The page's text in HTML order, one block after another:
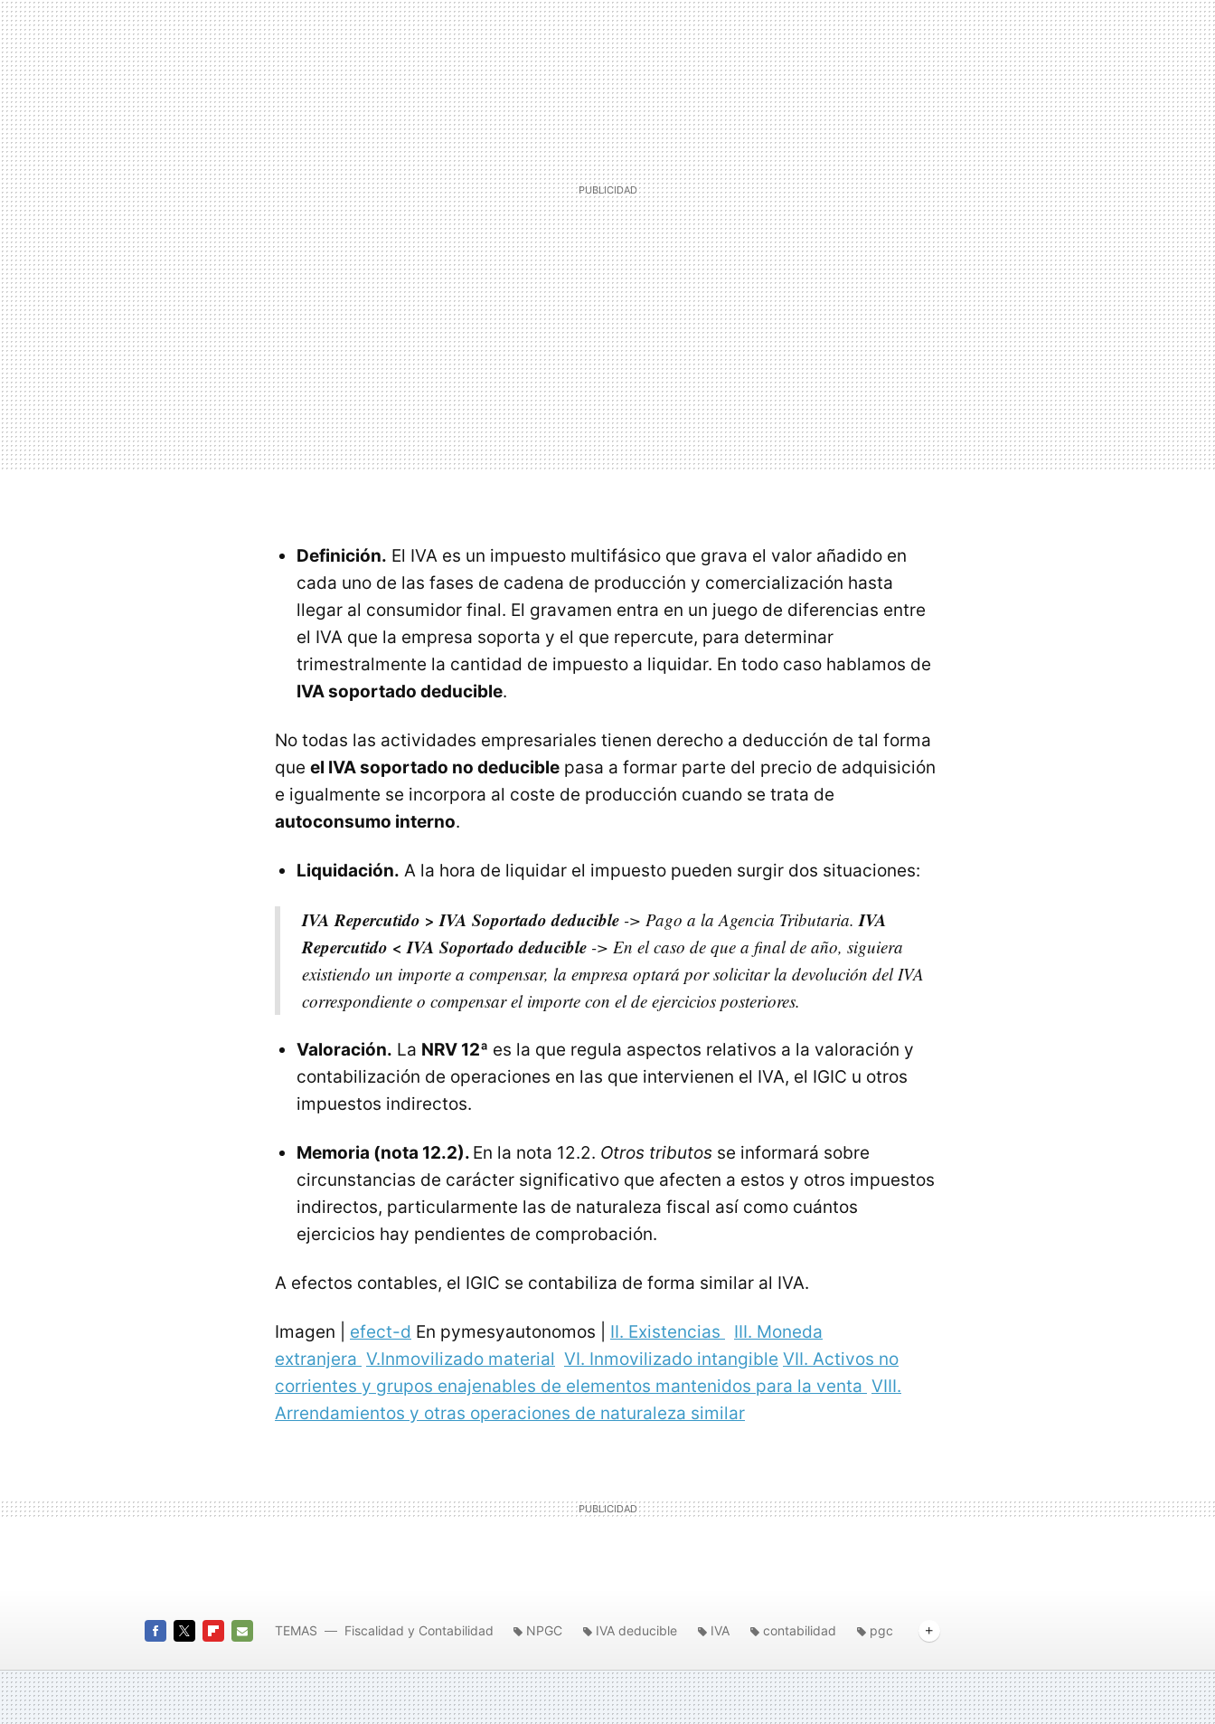
Definición. El IVA es un impuesto multifásico que grava el valor añadido en
cada uno de las fases de cadena de producción y comercialización hasta
llegar al consumidor final. El gravamen entra en un juego de diferencias entre
el IVA que la empresa soporta y el que repercute, para determinar
trimestralmente la cantidad de impuesto a liquidar. En todo caso hablamos de
IVA soportado deducible.
No todas las actividades empresariales tienen derecho a deducción de tal forma
que el IVA soportado no deducible pasa a formar parte del precio de adquisición
e igualmente se incorpora al coste de producción cuando se trata de
autoconsumo interno.
Liquidación. A la hora de liquidar el impuesto pueden surgir dos situaciones:
IVA Repercutido > IVA Soportado deducible -> Pago a la Agencia Tributaria.IVA
Repercutido < IVA Soportado deducible -> En el caso de que a final de año, siguiera
existiendo un importe a compensar, la empresa optará por solicitar la devolución del IVA
correspondiente o compensar el importe con el de ejercicios posteriores.
Valoración. La NRV 12ª es la que regula aspectos relativos a la valoración y
contabilización de operaciones en las que intervienen el IVA, el IGIC u otros
impuestos indirectos.
Memoria (nota 12.2). En la nota 12.2. Otros tributos se informará sobre
circunstancias de carácter significativo que afecten a estos y otros impuestos
indirectos, particularmente las de naturaleza fiscal así como cuántos
ejercicios hay pendientes de comprobación.
A efectos contables, el IGIC se contabiliza de forma similar al IVA.
Imagen | efect-d En pymesyautonomos | II. Existencias
III. Moneda
extranjera V.Inmovilizado material VI. Inmovilizado intangible VII. Activos no
corrientes y grupos enajenables de elementos mantenidos para la venta VIII.
Arrendamientos y otras operaciones de naturaleza similar
MAIL
TEMAS Fiscalidad y Contabilidad NPGC IVA deducible IVA contabilidad
pgc